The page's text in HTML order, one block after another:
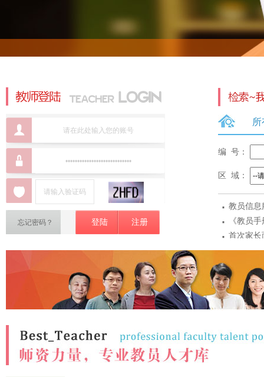
忘记密码？ 登陆 注册
编 号：
区 域：
· 教员信息
标准
· 《教员
· 首次家长
项
· 教员敏感
密
· 教员第一
注意事...
· 教员认证